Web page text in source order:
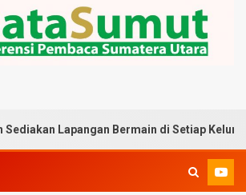
Bermain di Setiap Kelurahan